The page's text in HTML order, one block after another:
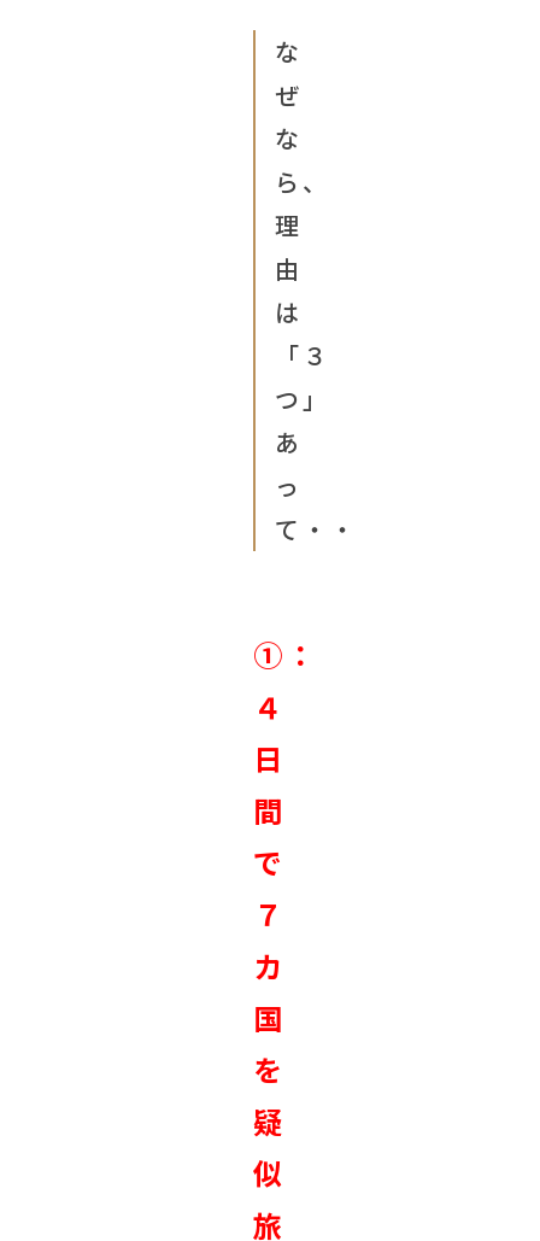
な
ぜ
な
ら、
理
由
は
「３
つ」
あ
っ
て・・
①：
４
日
間
で
７
カ
国
を
疑
似
旅